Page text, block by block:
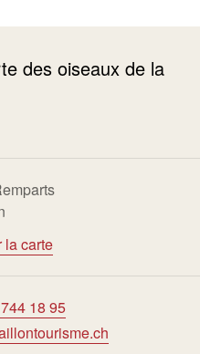
des oiseaux de la
la carte
18 95